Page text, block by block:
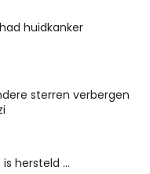
huidkanker
sterren verbergen
hersteld ...